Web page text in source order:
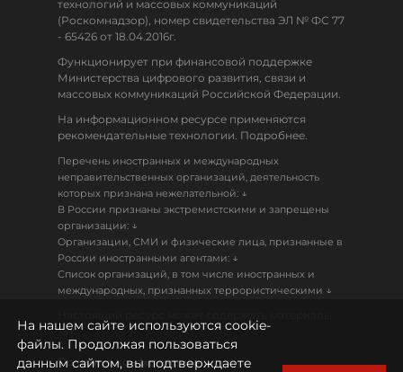
технологий и массовых коммуникаций
(Роскомнадзор), номер свидетельства ЭЛ № ФС 77
- 65426 от 18.04.2016г.
Функционирует при финансовой поддержке
Министерства цифрового развития, связи и
массовых коммуникаций Российской Федерации.
На информационном ресурсе применяются
рекомендательные технологии. Подробнее.
Перечень иностранных и международных
неправительственных организаций, деятельность
которых признана нежелательной: ↓
В России признаны экстремистскими и запрещены
организации: ↓
Организации, СМИ и физические лица, признанные в
России иностранными агентами: ↓
Список организаций, в том числе иностранных и
международных, признанных террористическими ↓
18+
Политика конфиденциальности
На нашем сайте используются cookie-
файлы. Продолжая пользоваться
данным сайтом, вы подтверждаете